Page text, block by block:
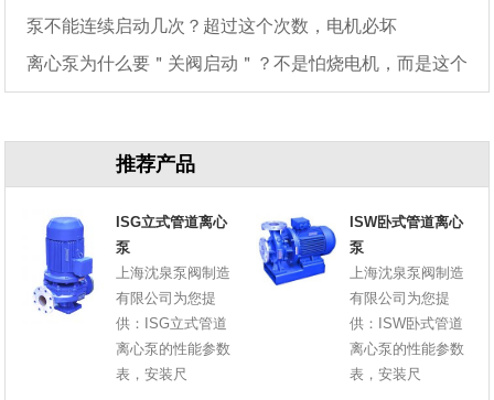
泵不能连续启动几次？超过这个次数，电机必坏
离心泵为什么要＂关阀启动＂？不是怕烧电机，而是这个
推荐产品
ISG立式管道离心
泵
上海沈泉泵阀制造
有限公司为您提
供：ISG立式管道
离心泵的性能参数
表，安装尺
ISW卧式管道离心
泵
上海沈泉泵阀制造
有限公司为您提
供：ISW卧式管道
离心泵的性能参数
表，安装尺